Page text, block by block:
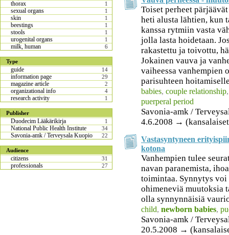
thorax 1
sexual organs 1
skin 1
beestings 1
stools 1
urogenital organs 1
milk, human 6
Type
guide 14
information page 29
magazine article 2
organizational info 4
research activity 1
Publisher
Duodecim Lääkärikirja 1
National Public Health Institute 34
Savonia-amk / Terveysala Kuopio 22
Audience
citizens 31
professionals 27
Toiset perheet
heti alusta lähtien, kun
kanssa rytmiin vasta
jolla lasta hoidetaan.
rakastettu ja toivottu,
Jokainen vauva ja
vaiheessa vanhempien
parisuhteen
babies, couple relationship
puerperal period
Savonia-amk /
4.6.2008 →
Vastasyntyneen
kotona
Vanhempien tulee
navan paranemista,
toimintaa. Synnytys
ohimeneviä muutoksia
olla synnynnäisiä
child, newborn babies,
Savonia-amk /
20.5.2008 →